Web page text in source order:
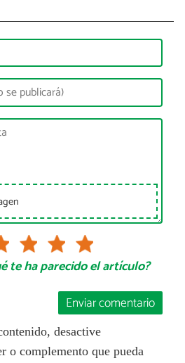
te ha parecido el artículo?
Enviar comentario
desactive
o complemento que pueda